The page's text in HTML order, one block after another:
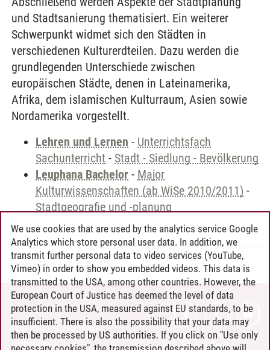
und Stadtsanierung thematisiert. Ein weiterer
Schwerpunkt widmet sich den Städten in
verschiedenen Kulturerdteilen. Dazu werden die
grundlegenden Unterschiede zwischen
europäischen Städte, denen in Lateinamerika,
Afrika, dem islamischen Kulturraum, Asien sowie
Nordamerika vorgestellt.
Lehren und Lernen - Unterrichtsfach
Sachunterricht - Stadt - Siedlung - Bevölkerung
Leuphana Bachelor - Major
Kulturwissenschaften (ab WiSe 2010/2011) -
Stadtgeografie und -planung
Andreea Tribel 30.06.2024
CONTACT
LEUPHANA AS EMPLOYER
INTRANET
We use cookies that are used by the analytics service Google
Analytics which store personal user data. In addition, we
transmit further personal data to video services (YouTube,
Vimeo) in order to show you embedded videos. This data is
transmitted to the USA, among other countries. However, the
European Court of Justice has deemed the level of data
protection in the USA, measured against EU standards, to be
insufficient. There is also the possibility that your data may
then be processed by US authorities. If you click on "Use only